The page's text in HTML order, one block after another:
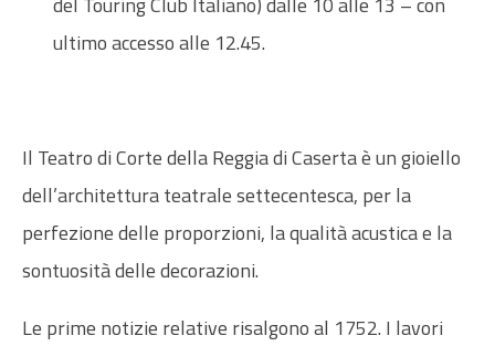
ultimo accesso alle 12.45.
Il Teatro di Corte della Reggia di Caserta è un gioiello
dell’architettura teatrale settecentesca, per la
perfezione delle proporzioni, la qualità acustica e la
sontuosità delle decorazioni.
Le prime notizie relative risalgono al 1752. I lavori